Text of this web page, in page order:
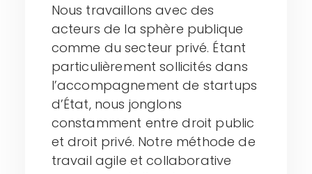
Nous travaillons avec des
acteurs de la sphère publique
comme du secteur privé. Étant
particulièrement sollicités dans
l’accompagnement de startups
d’État, nous jonglons
constamment entre droit public
et droit privé. Notre méthode de
travail agile et collaborative